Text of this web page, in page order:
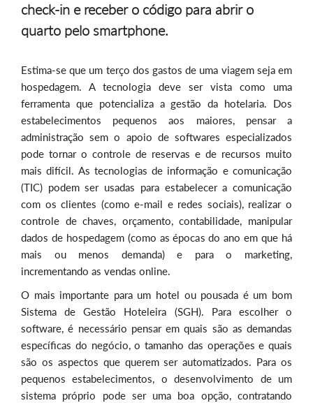
check-in e receber o código para abrir o
quarto pelo smartphone.
Estima-se que um terço dos gastos de uma viagem seja em
hospedagem. A tecnologia deve ser vista como uma
ferramenta que potencializa a gestão da hotelaria. Dos
estabelecimentos pequenos aos maiores, pensar a
administração sem o apoio de softwares especializados
pode tornar o controle de reservas e de recursos muito
mais difícil. As tecnologias de informação e comunicação
(TIC) podem ser usadas para estabelecer a comunicação
com os clientes (como e-mail e redes sociais), realizar o
controle de chaves, orçamento, contabilidade, manipular
dados de hospedagem (como as épocas do ano em que há
mais ou menos demanda) e para o marketing,
incrementando as vendas online.
O mais importante para um hotel ou pousada é um bom
Sistema de Gestão Hoteleira (SGH). Para escolher o
software, é necessário pensar em quais são as demandas
específicas do negócio, o tamanho das operações e quais
são os aspectos que querem ser automatizados. Para os
pequenos estabelecimentos, o desenvolvimento de um
sistema próprio pode ser uma boa opção, contratando